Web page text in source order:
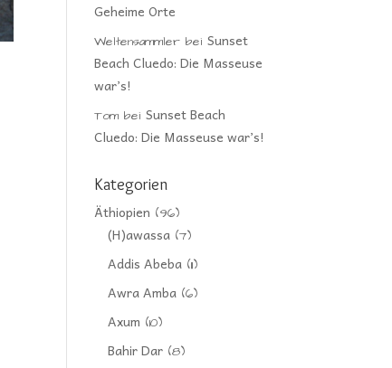
Geheime Orte
Weltensammler beiSunset
Beach Cluedo: Die Masseuse
war’s!
Tom beiSunset Beach
Cluedo: Die Masseuse war’s!
Kategorien
Äthiopien (96)
(H)awassa (7)
Addis Abeba (11)
Awra Amba (6)
Axum (10)
Bahir Dar (8)